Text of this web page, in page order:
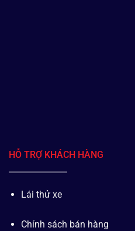
HỖ TRỢ KHÁCH HÀNG
Lái thử xe
Chính sách bán hàng